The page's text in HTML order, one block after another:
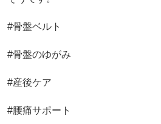
#骨盤ベルト
#骨盤のゆがみ
#産後ケア
#腰痛サポート